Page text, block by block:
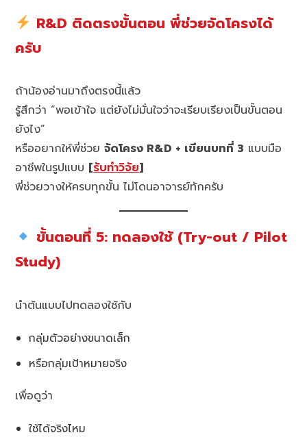
R&D ติดตรงขั้นตอน พี่ช่วยจัดโครงได้
ครับ
ถ้าน้องอ่านมาถึงตรงนี้แล้ว
รู้สึกว่า “พอเข้าใจ แต่ยังไม่มั่นใจว่าจะเรียบเรียงเป็นขั้นตอน
ยังไง”
หรืออยากให้พี่ช่วยจัดโครง R&D + เขียนบทที่ 3 แบบมือ
อาชีพในรูปแบบ [รับทำวิจัย]
พี่ช่วยวางให้ครบทุกขั้น ไม่โดนอาจารย์ทักครับ
ขั้นตอนที่ 5: ทดลองใช้ (Try-out / Pilot
Study)
นำต้นแบบไปทดลองใช้กับ
กลุ่มตัวอย่างขนาดเล็ก
หรือกลุ่มเป้าหมายจริง
เพื่อดูว่า
ใช้ได้จริงไหม